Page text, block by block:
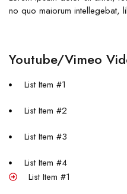
no quo maiorum intellegebat,
Youtube/Vimeo
List Item #1
List Item #2
List Item #3
List Item #4
List Item #1